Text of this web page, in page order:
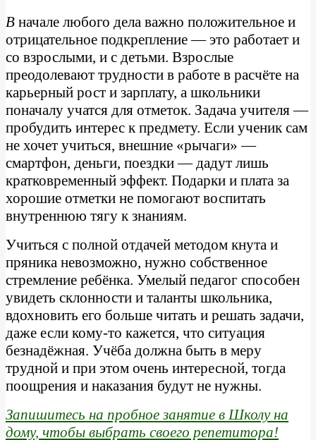
В начале любого дела важно положительное и
отрицательное подкрепление — это работает и
со взрослыми, и с детьми. Взрослые
преодолевают трудности в работе в расчёте на
карьерный рост и зарплату, а школьники
поначалу учатся для отметок. Задача учителя —
пробудить интерес к предмету. Если ученик сам
не хочет учиться, внешние «рычаги» —
смартфон, деньги, поездки — дадут лишь
кратковременный эффект. Подарки и плата за
хорошие отметки не помогают воспитать
внутреннюю тягу к знаниям.
Учиться с полной отдачей методом кнута и
пряника невозможно, нужно собственное
стремление ребёнка. Умелый педагог способен
увидеть склонности и таланты школьника,
вдохновить его больше читать и решать задачи,
даже если кому-то кажется, что ситуация
безнадёжная. Учёба должна быть в меру
трудной и при этом очень интересной, тогда
поощрения и наказания будут не нужны.
Запишитесь на пробное занятие в Школу на
дому, чтобы выбрать своего репетитора!